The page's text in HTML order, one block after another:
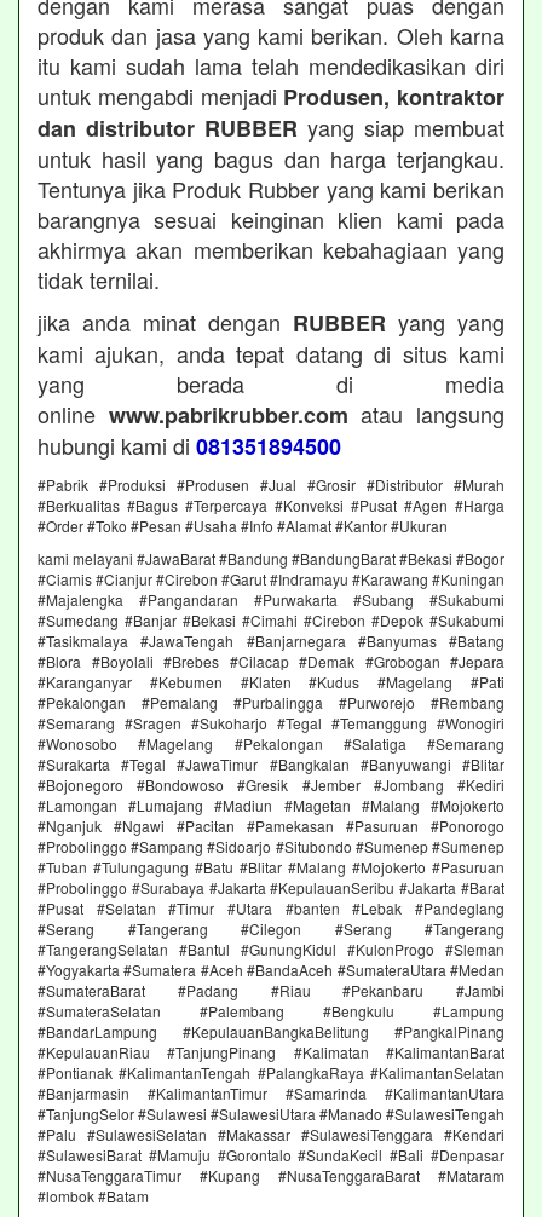
produk dan jasa yang kami berikan. Oleh karna
itu kami sudah lama telah mendedikasikan diri
untuk mengabdi menjadi Produsen, kontraktor
dan distributor RUBBER yang siap membuat
untuk hasil yang bagus dan harga terjangkau.
Tentunya jika Produk Rubber yang kami berikan
barangnya sesuai keinginan klien kami pada
akhirmya akan memberikan kebahagiaan yang
tidak ternilai.
jika anda minat dengan RUBBER yang yang
kami ajukan, anda tepat datang di situs kami
yang berada di media
online www.pabrikrubber.com atau langsung
hubungi kami di 081351894500
#Pabrik #Produksi #Produsen #Jual #Grosir #Distributor #Murah
#Berkualitas #Bagus #Terpercaya #Konveksi #Pusat #Agen #Harga
#Order #Toko #Pesan #Usaha #Info #Alamat #Kantor #Ukuran
kami melayani #JawaBarat #Bandung #BandungBarat #Bekasi #Bogor
#Ciamis #Cianjur #Cirebon #Garut #Indramayu #Karawang #Kuningan
#Majalengka #Pangandaran #Purwakarta #Subang #Sukabumi
#Sumedang #Banjar #Bekasi #Cimahi #Cirebon #Depok #Sukabumi
#Tasikmalaya #JawaTengah #Banjarnegara #Banyumas #Batang
#Blora #Boyolali #Brebes #Cilacap #Demak #Grobogan #Jepara
#Karanganyar #Kebumen #Klaten #Kudus #Magelang #Pati
#Pekalongan #Pemalang #Purbalingga #Purworejo #Rembang
#Semarang #Sragen #Sukoharjo #Tegal #Temanggung #Wonogiri
#Wonosobo #Magelang #Pekalongan #Salatiga #Semarang
#Surakarta #Tegal #JawaTimur #Bangkalan #Banyuwangi #Blitar
#Bojonegoro #Bondowoso #Gresik #Jember #Jombang #Kediri
#Lamongan #Lumajang #Madiun #Magetan #Malang #Mojokerto
#Nganjuk #Ngawi #Pacitan #Pamekasan #Pasuruan #Ponorogo
#Probolinggo #Sampang #Sidoarjo #Situbondo #Sumenep #Sumenep
#Tuban #Tulungagung #Batu #Blitar #Malang #Mojokerto #Pasuruan
#Probolinggo #Surabaya #Jakarta #KepulauanSeribu #Jakarta #Barat
#Pusat #Selatan #Timur #Utara #banten #Lebak #Pandeglang
#Serang #Tangerang #Cilegon #Serang #Tangerang
#TangerangSelatan #Bantul #GunungKidul #KulonProgo #Sleman
#Yogyakarta #Sumatera #Aceh #BandaAceh #SumateraUtara #Medan
#SumateraBarat #Padang #Riau #Pekanbaru #Jambi
#SumateraSelatan #Palembang #Bengkulu #Lampung
#BandarLampung #KepulauanBangkaBelitung #PangkalPinang
#KepulauanRiau #TanjungPinang #Kalimatan #KalimantanBarat
#Pontianak #KalimantanTengah #PalangkaRaya #KalimantanSelatan
#Banjarmasin #KalimantanTimur #Samarinda #KalimantanUtara
#TanjungSelor #Sulawesi #SulawesiUtara #Manado #SulawesiTengah
#Palu #SulawesiSelatan #Makassar #SulawesiTenggara #Kendari
#SulawesiBarat #Mamuju #Gorontalo #SundaKecil #Bali #Denpasar
#NusaTenggaraTimur #Kupang #NusaTenggaraBarat #Mataram
#lombok #Batam